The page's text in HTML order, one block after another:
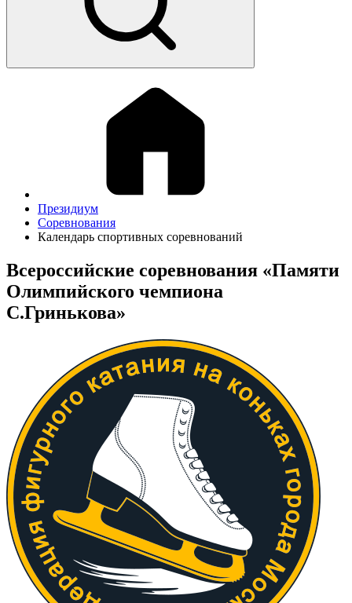
Президиум
Соревнования
Календарь спортивных соревнований
Всероссийские соревнования «Памяти
Олимпийского чемпиона
С.Гринькова»